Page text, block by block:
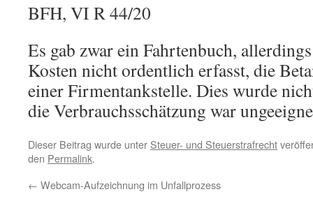
BFH, VI R 44/20
Es gab zwar ein Fahrtenbuch,
Kosten nicht ordentlich erfasst, die
einer Firmentankstelle. Dies wurde
die Verbrauchsschätzung war
Dieser Beitrag wurde unter Steuer- und Steuerstrafrecht
den Permalink.
← Webcam-Aufzeichnung im Unfallprozess